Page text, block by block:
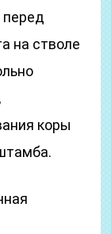
на стволе
коры